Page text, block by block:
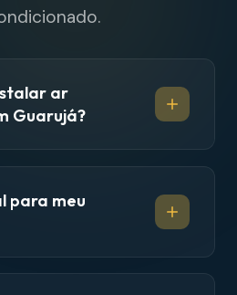
ar
Guarujá?
para meu